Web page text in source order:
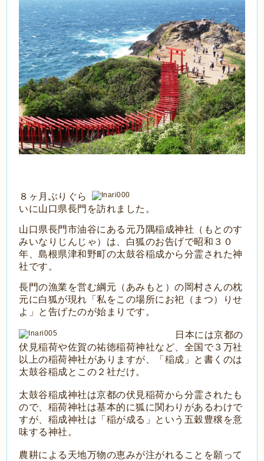
８ヶ月ぶりぐら
いに山口県長門を訪れました。
山口県長門市油谷にある元乃隅稲成神社（もとのす
みいなりじんじゃ）は、白狐のお告げで昭和３０
年、島根県津和野町の太鼓谷稲成から分霊された神
社です。
長門の漁業を営む綱元（あみもと）の岡村さんの枕
元に白狐が現れ「私をこの場所にお祀（まつ）りせ
よ」と告げたのが始まりです。
日本には京都の
伏見稲荷や佐賀の祐徳稲荷神社など、全国で３万社
以上の稲荷神社がありますが、「稲成」と書くのは
太鼓谷稲成とこの２社だけ。
太鼓谷稲成神社は京都の伏見稲荷から分霊されたも
ので、稲荷神社は基本的に狐に関わりがあるわけで
すが、稲成神社は「稲が成る」という五穀豊穣を意
味する神社。
農耕による天地万物の恵みが注がれることを願って